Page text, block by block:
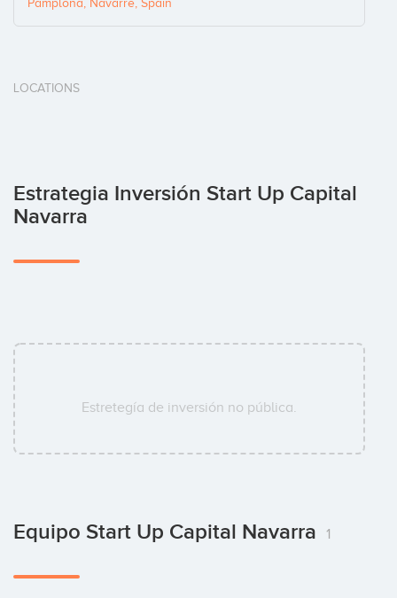
Pamplona, Navarre, Spain
LOCATIONS
Estrategia Inversión Start Up Capital
Navarra
Estretegía de inversión no pública.
Equipo Start Up Capital Navarra 1